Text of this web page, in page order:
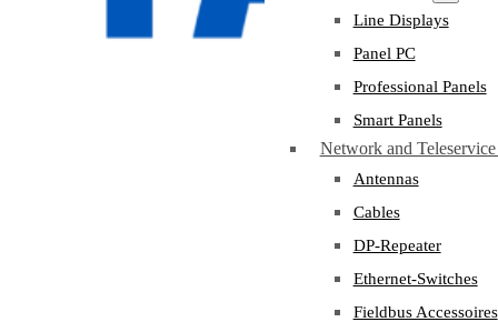
Line Displays
Panel PC
Professional Panels
Smart Panels
Network and
Antennas
Cables
DP-Repeater
Ethernet-Switches
Fieldbus Accessoires